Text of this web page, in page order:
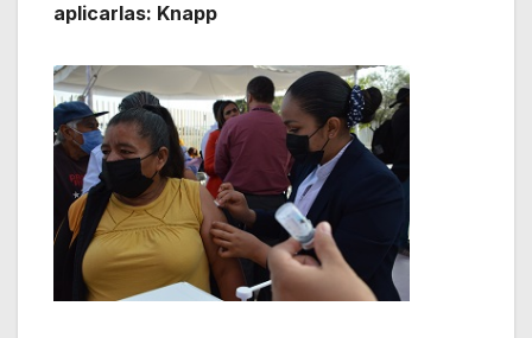
aplicarlas: Knapp